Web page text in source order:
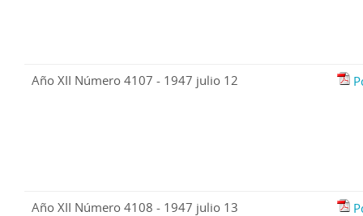
Año XII Número 4107 - 1947 julio 12
Año XII Número 4108 - 1947 julio 13